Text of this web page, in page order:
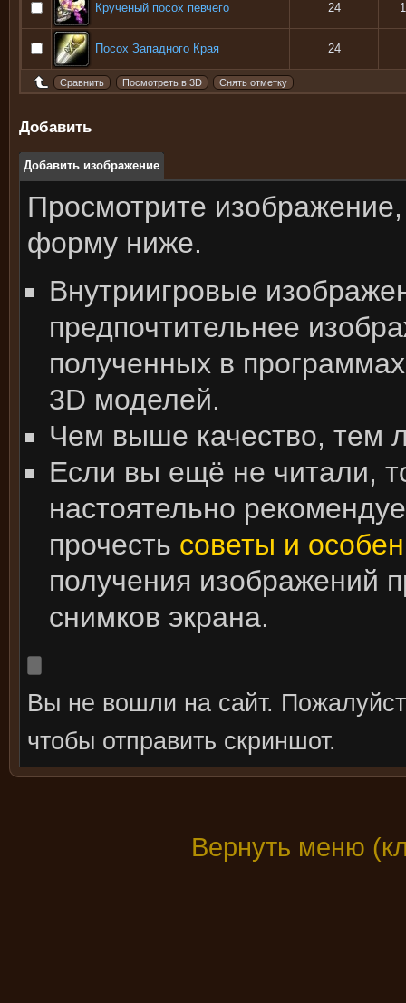
Крученый посох певчего 24
Посох Западного Края 24
Добавить
Добавить изображение
Просмотрите изображение,
форму ниже.
Внутриигровые
предпочтительнее
полученных в
3D моделей.
Чем выше качество, тем
Если вы ещё не читали,
настоятельно
прочесть советы и
получения изображений
снимков экрана.
Вы не вошли на сайт.
чтобы отправить скриншот.
Вернуть меню